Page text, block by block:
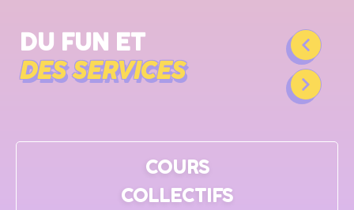
DU FUN ET
DES SERVICES
COURS
COLLECTIFS